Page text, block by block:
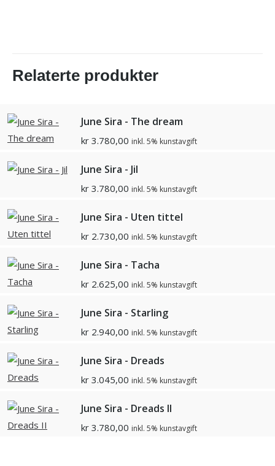
Relaterte produkter
June Sira - The dream
kr 3.780,00 inkl. 5% kunstavgift
June Sira - Jil
kr 3.780,00 inkl. 5% kunstavgift
June Sira - Uten tittel
kr 2.730,00 inkl. 5% kunstavgift
June Sira - Tacha
kr 2.625,00 inkl. 5% kunstavgift
June Sira - Starling
kr 2.940,00 inkl. 5% kunstavgift
June Sira - Dreads
kr 3.045,00 inkl. 5% kunstavgift
June Sira - Dreads II
kr 3.780,00 inkl. 5% kunstavgift